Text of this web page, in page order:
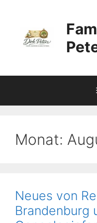
springen
Monat:
Neues von
Brandenburg